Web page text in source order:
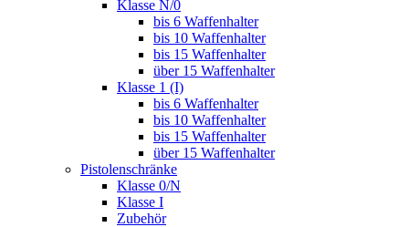
Klasse N/0
bis 6 Waffenhalter
bis 10 Waffenhalter
bis 15 Waffenhalter
über 15 Waffenhalter
Klasse 1 (I)
bis 6 Waffenhalter
bis 10 Waffenhalter
bis 15 Waffenhalter
über 15 Waffenhalter
Pistolenschränke
Klasse 0/N
Klasse I
Zubehör